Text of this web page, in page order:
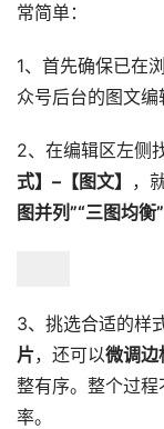
常简单：
1、首先确保已在
众号后台的图文编
2、在编辑区左侧
式】–【图文】
，
图并列”“三图均衡
3、挑选合适的样
片，还可以微调边
整有序。整个过
率。